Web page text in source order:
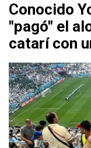
Conocido
"pagó" el
catarí con